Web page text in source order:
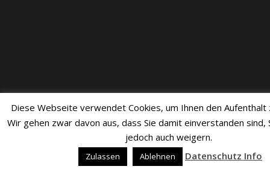
Diese Webseite verwendet Cookies, um Ihnen den Aufenthalt
Wir gehen zwar davon aus, dass Sie damit einverstanden sind,
jedoch auch weigern.
Zulassen Ablehnen Datenschutz Info